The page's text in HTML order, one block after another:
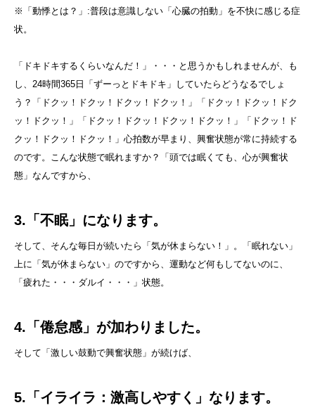
※「動悸とは？」:普段は意識しない「心臓の拍動」を不快に感じる症
状。
「ドキドキするくらいなんだ！」・・・と思うかもしれませんが、も
し、24時間365日「ずーっとドキドキ」していたらどうなるでしょ
う？「ドクッ！ドクッ！ドクッ！ドクッ！」「ドクッ！ドクッ！ドク
ッ！ドクッ！」「ドクッ！ドクッ！ドクッ！ドクッ！」「ドクッ！ド
クッ！ドクッ！ドクッ！」心拍数が早まり、興奮状態が常に持続する
のです。こんな状態で眠れますか？「頭では眠くても、心が興奮状
態」なんですから、
3.「不眠」になります。
そして、そんな毎日が続いたら「気が休まらない！」。「眠れない」
上に「気が休まらない」のですから、運動など何もしてないのに、
「疲れた・・・ダルイ・・・」状態。
4.「倦怠感」が加わりました。
そして「激しい鼓動で興奮状態」が続けば、
5.「イライラ：激高しやすく」なります。